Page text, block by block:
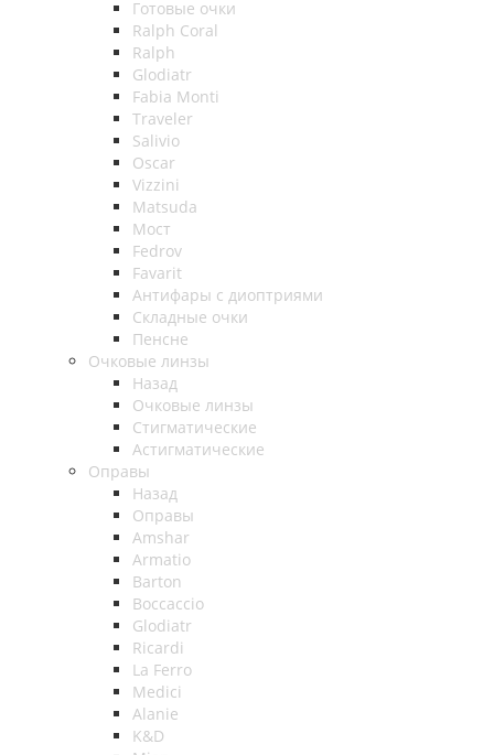
Готовые очки
Ralph Coral
Ralph
Glodiatr
Fabia Monti
Traveler
Salivio
Oscar
Vizzini
Matsuda
Мост
Fedrov
Favarit
Антифары с диоптриями
Складные очки
Пенсне
Очковые линзы
Назад
Очковые линзы
Стигматические
Астигматические
Оправы
Назад
Оправы
Amshar
Armatio
Barton
Boccaccio
Glodiatr
Ricardi
La Ferro
Medici
Alanie
K&D